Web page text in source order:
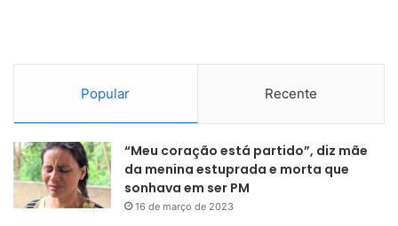
avançou apresentando a maior nota do Amapá. Agora, a
um avanço de 73 posições em relação a 2019.
Na alimentação escolar, a Prefeitura levou comida no prato
para 34 mil da rede pública municipal, garantindo a
segurança alimentar para os estudantes. Também no
campo alimentar, foi introduzido o Plano de Alimentação
Popular Recente
“Meu coração está partido”, diz mãe
da menina estuprada e morta que
sonhava em ser PM
16 de março de 2023